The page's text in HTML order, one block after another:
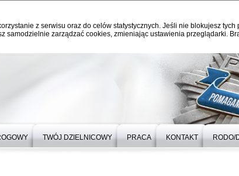
z serwisu oraz do celów statystycznych. Jeśli nie blokujesz
samodzielnie zarządzać cookies, zmieniając ustawienia przeglądarki.
TWÓJ DZIELNICOWY PRACA KONTAKT RODO/